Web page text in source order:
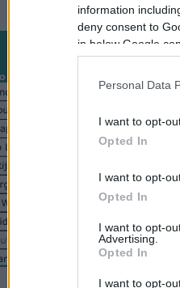
information
deny consent to
in below Google
Personal Data
I want to opt-
Opted In
I want to opt-
Opted In
I want to opt-
Advertising.
Opted In
I want to opt-